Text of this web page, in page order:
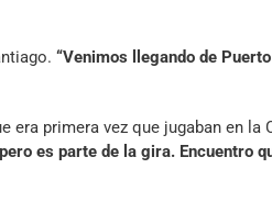
“Venimos llegando de
primera vez que jugaban en la
es parte de la gira. Encuentro